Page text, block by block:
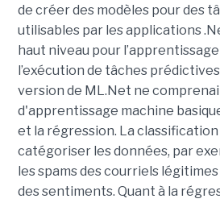
de créer des modèles pour des
utilisables par les applications
haut niveau pour
l’exécution de tâches
version de ML.Net ne
d'apprentissage machine
et la régression. La
catégoriser les données, par
les spams des courriels
des sentiments. Quant à la